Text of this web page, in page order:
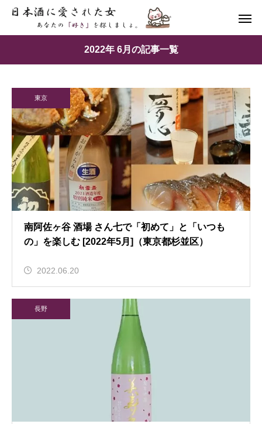
2022年 6月の記事一覧
東京
南阿佐ヶ谷 酒場 さん七で「初めて」と「いつも
の」を楽しむ [2022年5月]（東京都杉並区）
2022.06.20
長野